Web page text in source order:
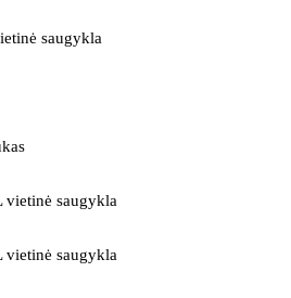
saugykla
vietinė saugykla
vietinė saugykla